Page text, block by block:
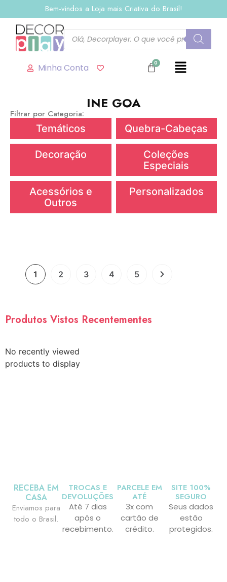
Bem-vindos a Loja mais Criativa do Brasil!
Minha Conta
INE GOA
Filtrar por Categoria:
Temáticos Quebra-Cabeças
Decoração
Coleções
Especiais
Acessórios e
Outros
Personalizados
1 2 3 4 5
Produtos Vistos Recentementes
No recently viewed
products to display
RECEBA EM
CASA
Enviamos para
todo o Brasil.
TROCAS E
DEVOLUÇÕES
Até 7 dias
após o
recebimento.
PARCELE EM
ATÉ
3x com
cartão de
crédito.
SITE 100%
SEGURO
Seus dados
estão
protegidos.